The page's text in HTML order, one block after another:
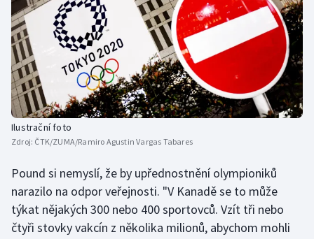
Olympijské hry
Parasport
Plavání
Plážový volejbal
Rychlobruslení
Rychlostní kanoistika
Ilustrační foto
Zdroj: ČTK/ZUMA/Ramiro Agustin Vargas Tabares
Pound si nemyslí, že by upřednostnění olympioniků
narazilo na odpor veřejnosti. "V Kanadě se to může
týkat nějakých 300 nebo 400 sportovců. Vzít tři nebo
čtyři stovky vakcín z několika milionů, abychom mohli